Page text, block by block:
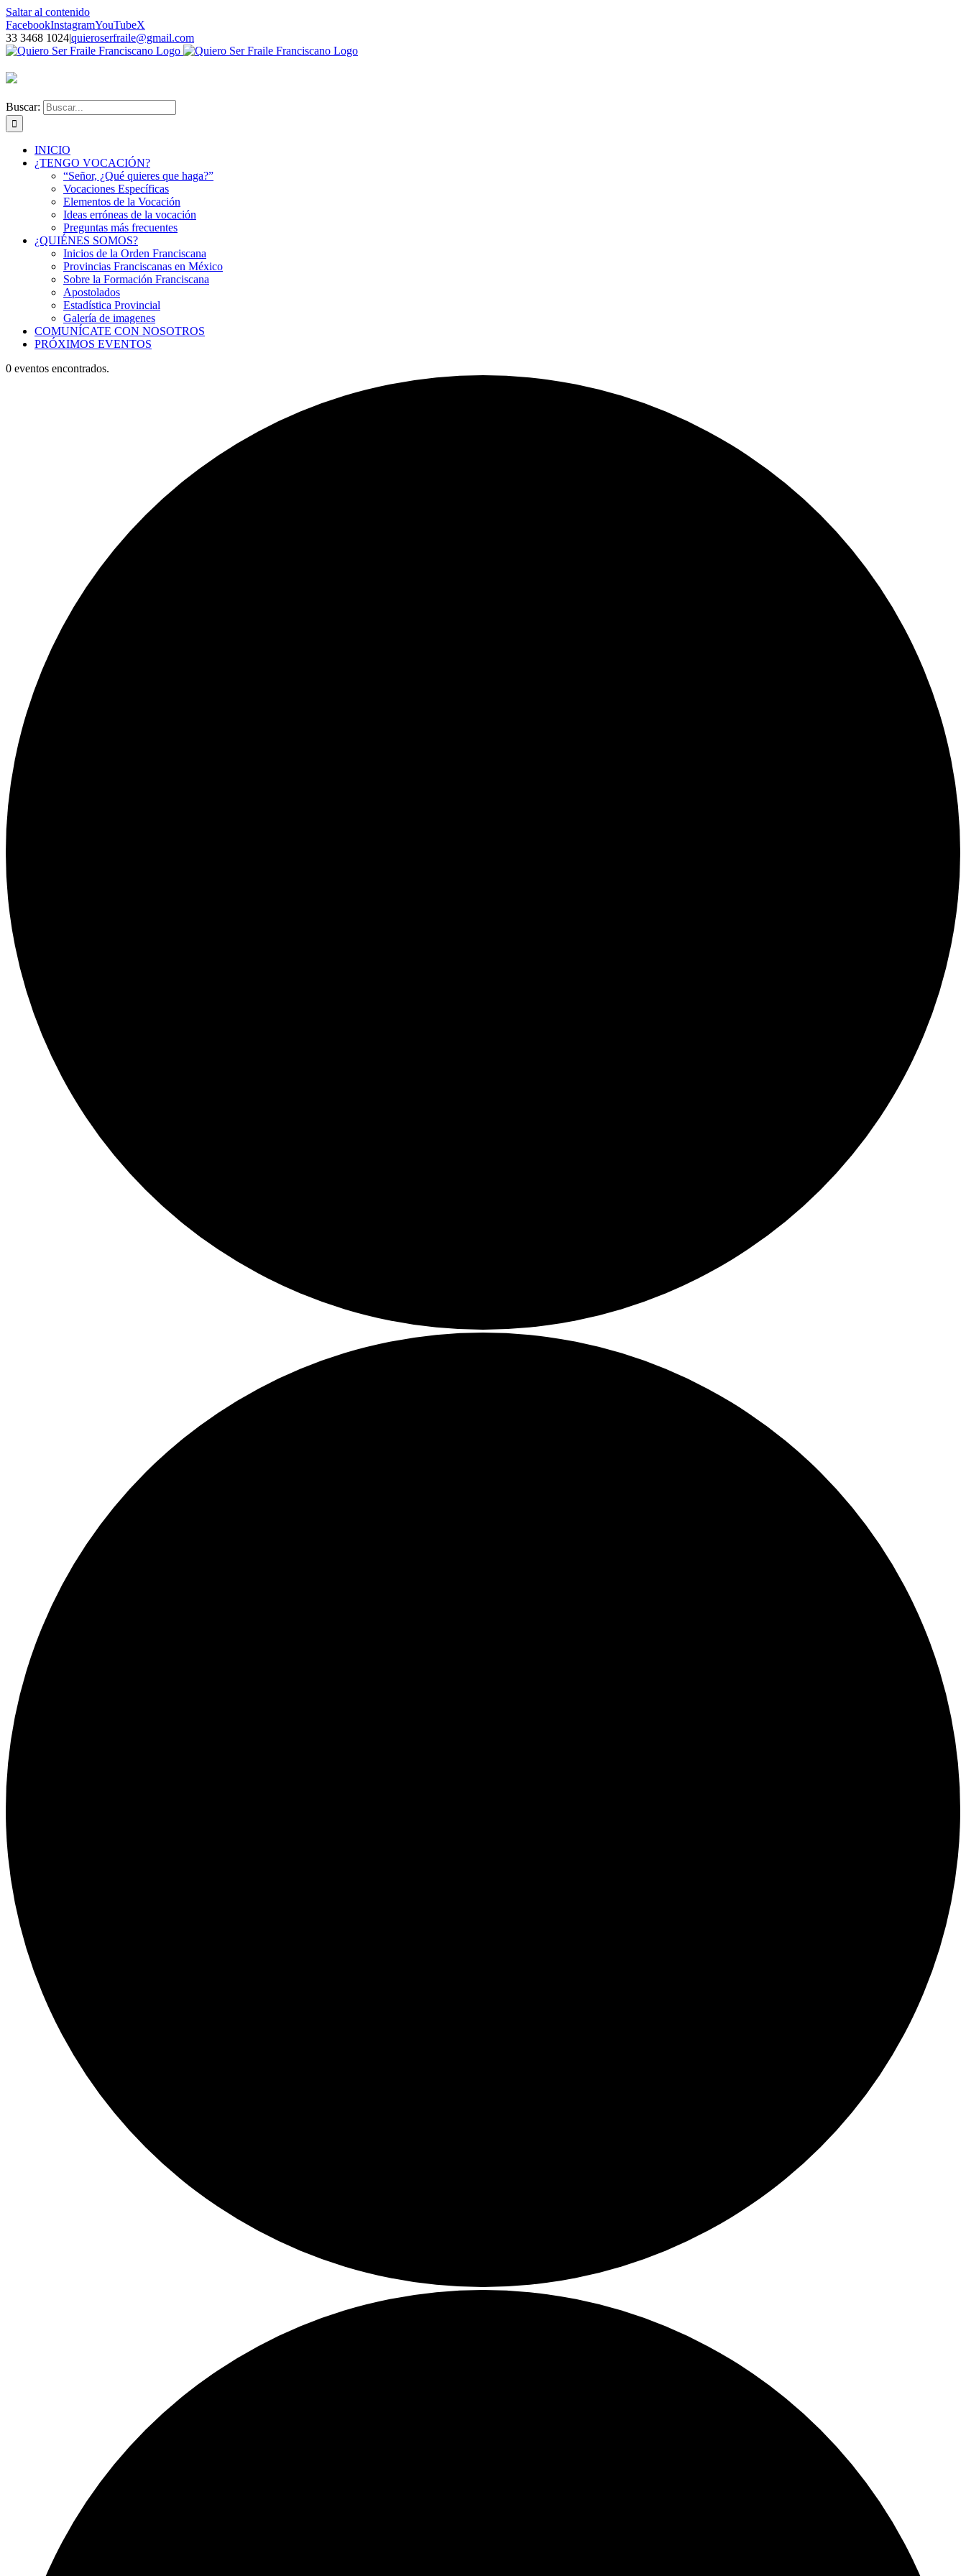
Saltar al contenido
FacebookInstagramYouTubeX
33 3468 1024|quieroserfraile@gmail.com
Buscar:
INICIO
¿TENGO VOCACIÓN?
“Señor, ¿Qué quieres que haga?”
Vocaciones Específicas
Elementos de la Vocación
Ideas erróneas de la vocación
Preguntas más frecuentes
¿QUIÉNES SOMOS?
Inicios de la Orden Franciscana
Provincias Franciscanas en México
Sobre la Formación Franciscana
Apostolados
Estadística Provincial
Galería de imagenes
COMUNÍCATE CON NOSOTROS
PRÓXIMOS EVENTOS
0 eventos encontrados.